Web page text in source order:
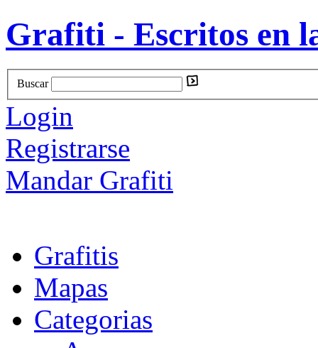
Grafiti - Escritos en
Buscar
Login
Registrarse
Mandar Grafiti
Grafitis
Mapas
Categorias